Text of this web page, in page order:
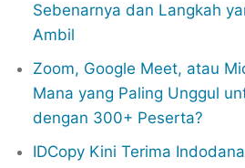
Sebenarnya dan Langkah
Ambil
Zoom, Google Meet, atau
Mana yang Paling Unggul
dengan 300+ Peserta?
IDCopy Kini Terima